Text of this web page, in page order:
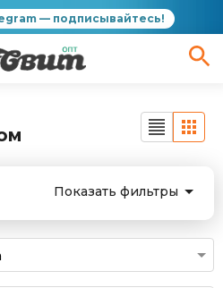
— подписывайтесь!
Показать фильтры